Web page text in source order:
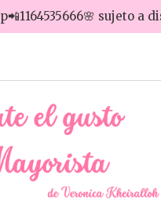
sujeto a